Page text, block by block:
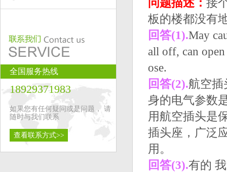
全国服务热线
18929371983
如果您有任何疑问或是问题， 请
随时与我们联系
查看联系方式>>
问题描述： 接
板的楼都没有
回答(1).May
all off, can
ose.
回答(2).航空插
身的电气参数
用航空插头是
插头座，广泛
用。
回答(3).有的